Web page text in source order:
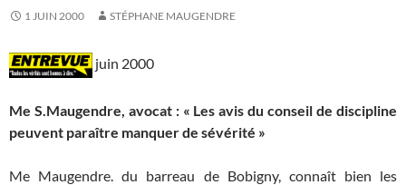
1 JUIN 2000 STÉPHANE MAUGENDRE
juin 2000
Me S.Maugendre, avocat : « Les avis du conseil de discipline
peuvent paraître manquer de sévérité »
Me Maugendre. du barreau de Bobigny, connaît bien les